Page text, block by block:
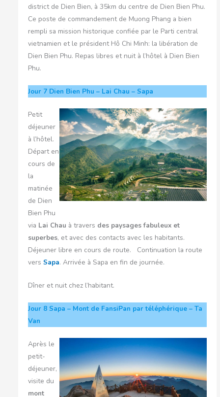
district de Dien Bien, à 35km du centre de Dien Bien Phu.
Ce poste de commandement de Muong Phang a bien
rempli sa mission historique confiée par le Parti central
vietnamien et le président Hô Chi Minh: la libération de
Dien Bien Phu. Repas libres et nuit à l’hôtel à Dien Bien
Phu.
Jour 7 Dien Bien Phu – Lai Chau – Sapa
Petit
déjeuner
à l’hôtel.
Départ en
cours de
la
matinée
de Dien
Bien Phu
via Lai Chau à travers des paysages fabuleux et
superbes, et avec des contacts avec les habitants.
Déjeuner libre en cours de route. Continuation la route
versSapa. Arrivée à Sapa en fin de journée.
Dîner et nuit chez l’habitant.
Jour 8 Sapa – Mont de FansiPan par téléphérique – Ta
Van
Après le
petit-
déjeuner,
visite du
mont